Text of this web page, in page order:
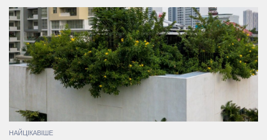
НАЙЦІКАВІШЕ